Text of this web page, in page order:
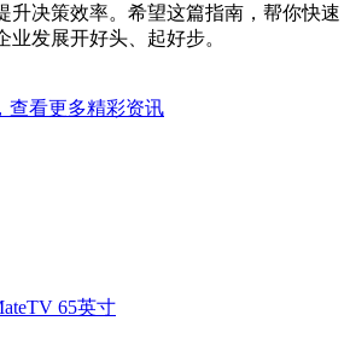
升决策效率。希望这篇指南，帮你快速
发展开好头、起好步。
查看更多精彩资讯